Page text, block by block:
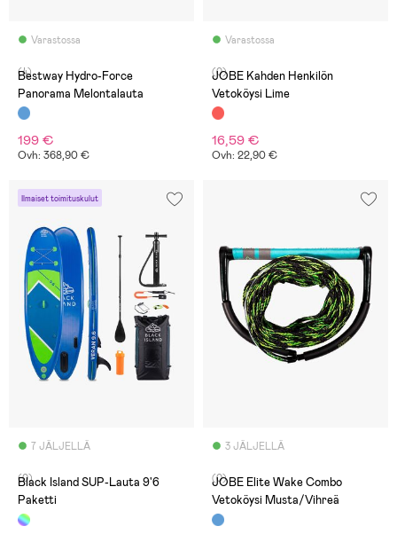
Varastossa
(4)
Bestway Hydro-Force
Panorama Melontalauta
199 €
Ovh: 368,90 €
Varastossa
(0)
JOBE Kahden Henkilön
Vetoköysi Lime
16,59 €
Ovh: 22,90 €
Ilmaiset toimituskulut
7 JÄLJELLÄ
(0)
Black Island SUP-Lauta 9'6
Paketti
3 JÄLJELLÄ
(0)
JOBE Elite Wake Combo
Vetoköysi Musta/Vihreä